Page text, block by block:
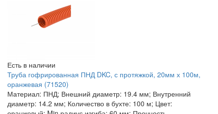
Есть в наличии
Труба гофрированная ПНД DKC, с протяжкой, 20мм х 100м,
оранжевая (71520)
Материал: ПНД; Внешний диаметр: 19.4 мм; Внутренний
диаметр: 14.2 мм; Количество в бухте: 100 м; Цвет: